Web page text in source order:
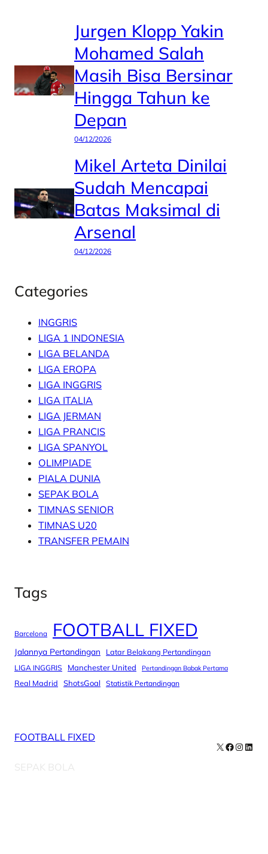
Jurgen Klopp Yakin
Mohamed Salah
Masih Bisa Bersinar
Hingga Tahun ke
Depan
04/12/2026
Mikel Arteta Dinilai
Sudah Mencapai
Batas Maksimal di
Arsenal
04/12/2026
Categories
INGGRIS
LIGA 1 INDONESIA
LIGA BELANDA
LIGA EROPA
LIGA INGGRIS
LIGA ITALIA
LIGA JERMAN
LIGA PRANCIS
LIGA SPANYOL
OLIMPIADE
PIALA DUNIA
SEPAK BOLA
TIMNAS SENIOR
TIMNAS U20
TRANSFER PEMAIN
Tags
Barcelona FOOTBALL FIXED
Jalannya Pertandingan Latar Belakang Pertandingan
LIGA INGGRIS Manchester United Pertandingan Babak Pertama
Real Madrid ShotsGoal Statistik Pertandingan
FOOTBALL FIXED
SEPAK BOLA
X Facebook